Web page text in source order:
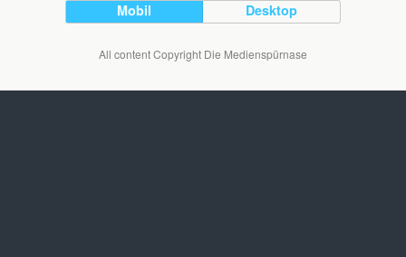
Mobil Desktop
All content Copyright Die Medienspürnase